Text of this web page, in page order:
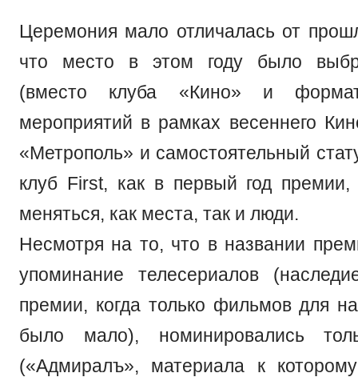
Церемония мало отличалась от
что место в этом году было
(вместо клуба «Кино» и
мероприятий в рамках весеннего
«Метрополь» и самостоятельный
клуб First, как в первый год
меняться, как места, так и люди.
Несмотря на то, что в названии
упоминание телесериалов
премии, когда только фильмов для
было мало), номинировались
(«Адмиралъ», материала к